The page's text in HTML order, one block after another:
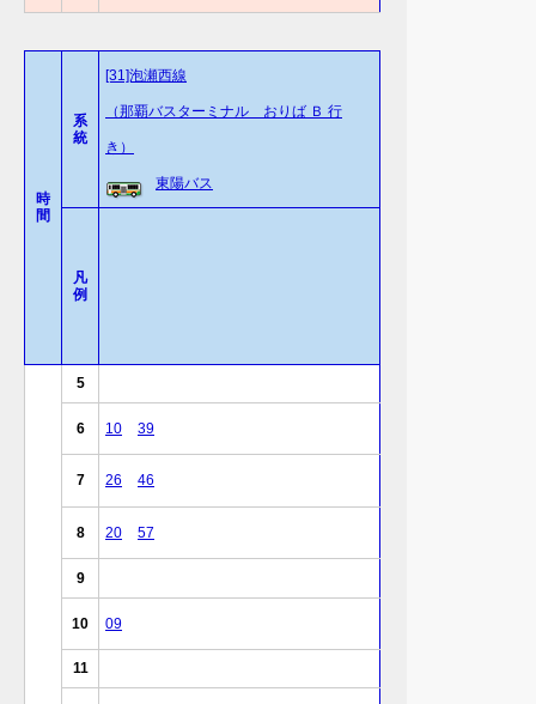
時
間
系
統
[31]泡瀬西線
（那覇バスターミナル おりば Ｂ 行
き）
東陽バス
凡
例
5
6 10 39
7 26 46
8 20 57
9
10 09
11